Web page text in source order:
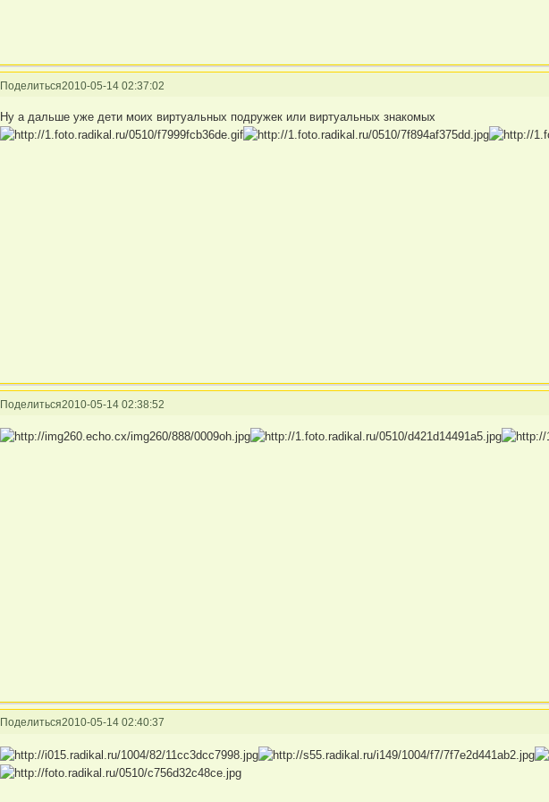
Поделиться2010-05-14 02:37:02
Ну а дальше уже дети моих виртуальных подружек или виртуальных знакомых
Поделиться2010-05-14 02:38:52
Поделиться2010-05-14 02:40:37